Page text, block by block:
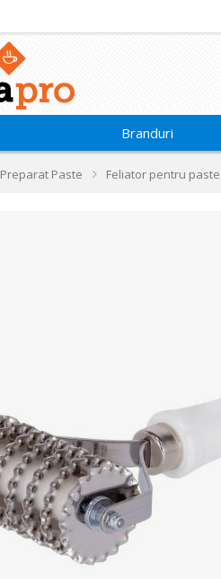
Branduri
Preparat Paste Feliator pentru paste